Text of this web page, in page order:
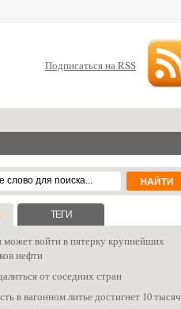
Подписаться на RSS
ТЕГИ
может войти в пятерку крупнейших
нефти
от соседних стран
в вагонном литье достигнет 10 тысяч